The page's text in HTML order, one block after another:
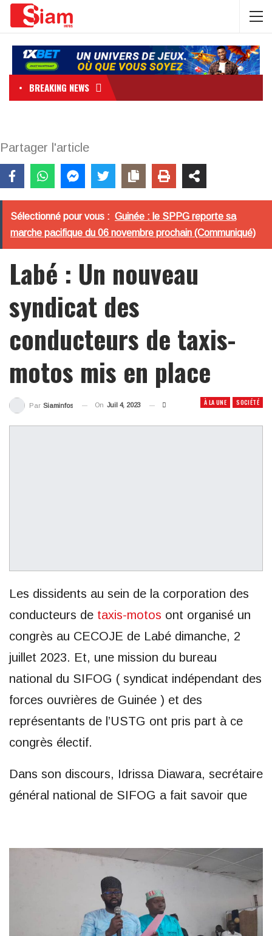
BREAKING NEWS
Partager l'article
Sélectionné pour vous : Guinée : le SPPG reporte sa
marche pacifique du 06 novembre prochain (Communiqué)
Labé : Un nouveau
syndicat des
conducteurs de taxis-
motos mis en place
À LA UNE SOCIÉTÉ
Par Siaminfos On Juil 4, 2023
Les dissidents au sein de la corporation des
conducteurs de taxis-motos ont organisé un
congrès au CECOJE de Labé dimanche, 2
juillet 2023. Et, une mission du bureau
national du SIFOG ( syndicat indépendant des
forces ouvrières de Guinée ) et des
représentants de l’USTG ont pris part à ce
congrès électif.
Dans son discours, Idrissa Diawara, secrétaire
général national de SIFOG a fait savoir que